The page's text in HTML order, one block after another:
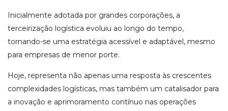
Inicialmente adotada por grandes corporações, a
terceirização logística evoluiu ao longo do tempo,
tornando-se uma estratégia acessível e adaptável, mesmo
para empresas de menor porte.
Hoje, representa não apenas uma resposta às crescentes
complexidades logísticas, mas também um catalisador para
a inovação e aprimoramento contínuo nas operações